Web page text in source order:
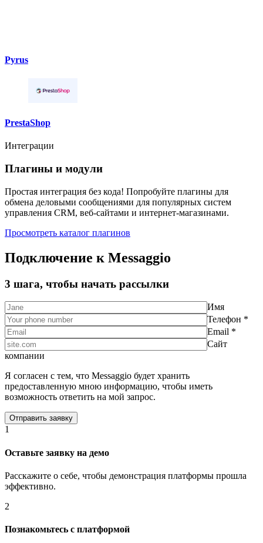
Pyrus
PrestaShop
Интеграции
Плагины и модули
Простая интеграция без кода! Попробуйте плагины для
обмена деловыми сообщениями для популярных систем
управления CRM, веб-сайтами и интернет-магазинами.
Просмотреть каталог плагинов
Подключение к Messaggio
3 шага, чтобы начать рассылки
Имя
Телефон *
Email *
Сайт
компании
Я согласен с тем, что Messaggio будет хранить
предоставленную мною информацию, чтобы иметь
возможность ответить на мой запрос.
1
Оставьте заявку на демо
Расскажите о себе, чтобы демонстрация платформы прошла
эффективно.
2
Познакомьтесь с платформой